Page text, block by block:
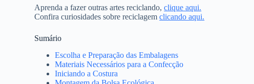
Aprenda a fazer outras artes reciclando,clique aqui.
Confira curiosidades sobre reciclagemclicando aqui.
Sumário
Escolha e Preparação das Embalagens
Materiais Necessários para a Confecção
Iniciando a Costura